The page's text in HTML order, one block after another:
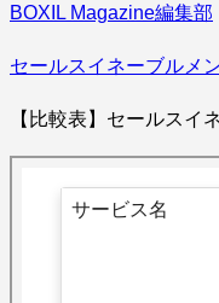
BOXIL Magazine編集部
セールスイネーブルメ
【比較表】セールスイ